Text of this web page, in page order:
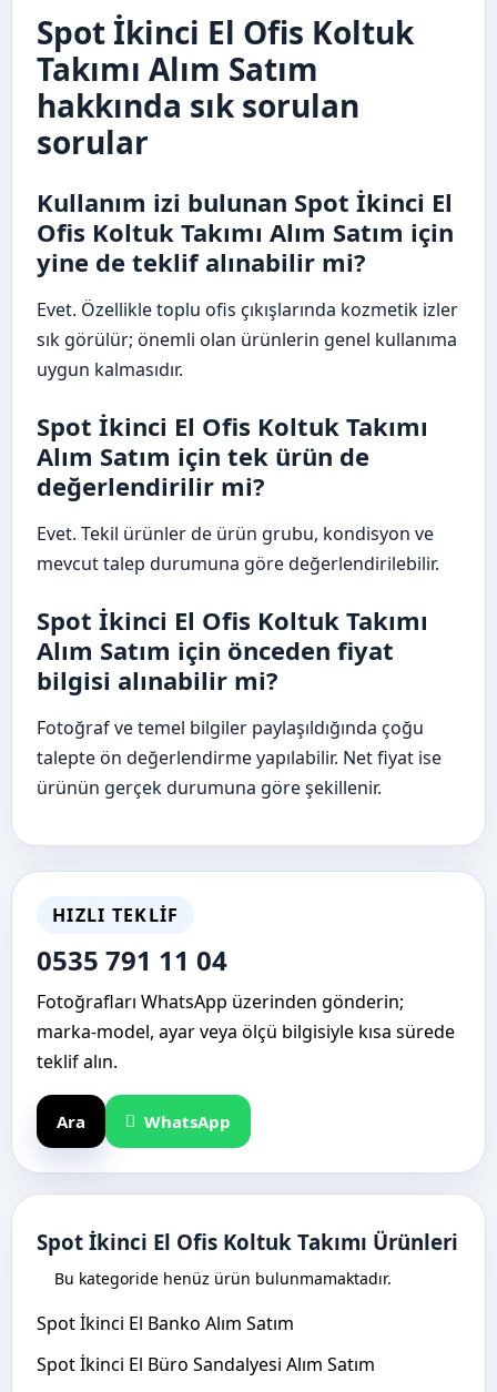
Spot İkinci El Ofis Koltuk
Takımı Alım Satım
hakkında sık sorulan
sorular
Kullanım izi bulunan Spot İkinci El
Ofis Koltuk Takımı Alım Satım için
yine de teklif alınabilir mi?
Evet. Özellikle toplu ofis çıkışlarında kozmetik izler
sık görülür; önemli olan ürünlerin genel kullanıma
uygun kalmasıdır.
Spot İkinci El Ofis Koltuk Takımı
Alım Satım için tek ürün de
değerlendirilir mi?
Evet. Tekil ürünler de ürün grubu, kondisyon ve
mevcut talep durumuna göre değerlendirilebilir.
Spot İkinci El Ofis Koltuk Takımı
Alım Satım için önceden fiyat
bilgisi alınabilir mi?
Fotoğraf ve temel bilgiler paylaşıldığında çoğu
talepte ön değerlendirme yapılabilir. Net fiyat ise
ürünün gerçek durumuna göre şekillenir.
HIZLI TEKLIF
0535 791 11 04
Fotoğrafları WhatsApp üzerinden gönderin;
marka-model, ayar veya ölçü bilgisiyle kısa sürede
teklif alın.
Ara WhatsApp
Spot İkinci El Ofis Koltuk Takımı Ürünleri
Bu kategoride henüz ürün bulunmamaktadır.
Spot İkinci El Banko Alım Satım
Spot İkinci El Büro Sandalyesi Alım Satım